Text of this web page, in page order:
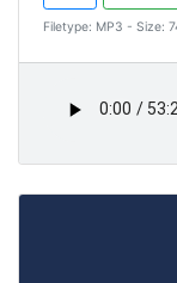
Filetype: MP3 - Size: